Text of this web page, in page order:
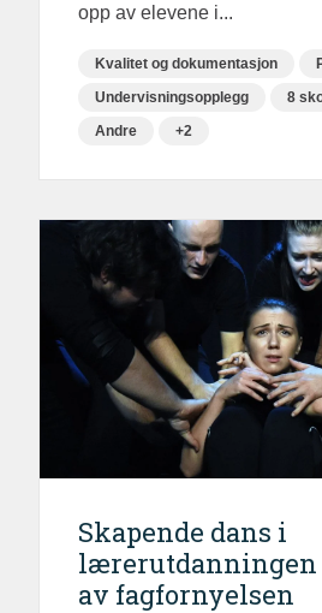
opp av elevene i...
Kvalitet og dokumentasjon
Undervisningsopplegg
8
Andre
+2
Skapende dans i
lærerutdanningen
av fagfornyelsen